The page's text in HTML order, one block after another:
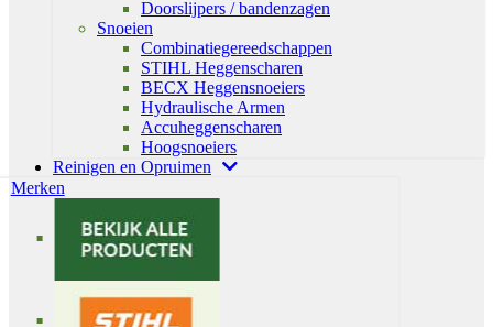
Doorslijpers / bandenzagen
Snoeien
Combinatiegereedschappen
STIHL Heggenscharen
BECX Heggensnoeiers
Hydraulische Armen
Accuheggenscharen
Hoogsnoeiers
Reinigen en Opruimen
Merken